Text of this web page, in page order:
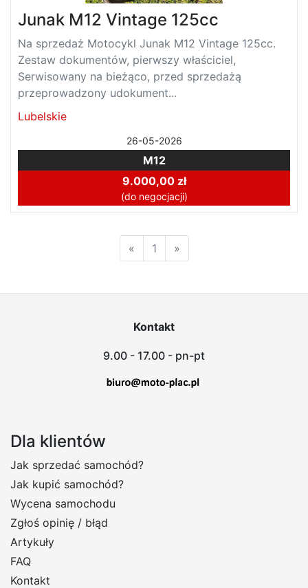
Junak M12 Vintage 125cc
Na sprzedaż Motocykl Junak M12 Vintage 125cc.
Zestaw dokumentów, pierwszy właściciel,
Serwisowany na bieżąco, przed sprzedażą
przeprowadzony udokument...
Lubelskie
26-05-2026
M12
9.000,00 zł
(do negocjacji)
« 1 »
Kontakt
9.00 - 17.00 - pn-pt
Dla klientów
Jak sprzedać samochód?
Jak kupić samochód?
Wycena samochodu
Zgłoś opinię / błąd
Artykuły
FAQ
Kontakt